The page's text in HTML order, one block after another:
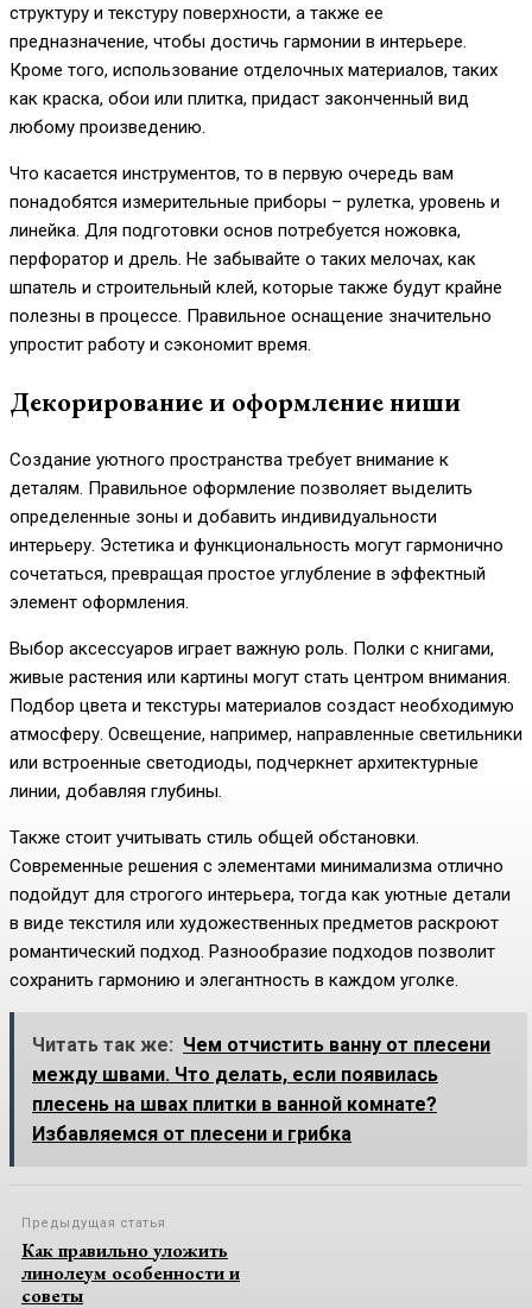
структуру и текстуру поверхности, а также ее
предназначение, чтобы достичь гармонии в интерьере.
Кроме того, использование отделочных материалов, таких
как краска, обои или плитка, придаст законченный вид
любому произведению.
Что касается инструментов, то в первую очередь вам
понадобятся измерительные приборы – рулетка, уровень и
линейка. Для подготовки основ потребуется ножовка,
перфоратор и дрель. Не забывайте о таких мелочах, как
шпатель и строительный клей, которые также будут крайне
полезны в процессе. Правильное оснащение значительно
упростит работу и сэкономит время.
Декорирование и оформление ниши
Создание уютного пространства требует внимание к
деталям. Правильное оформление позволяет выделить
определенные зоны и добавить индивидуальности
интерьеру. Эстетика и функциональность могут гармонично
сочетаться, превращая простое углубление в эффектный
элемент оформления.
Выбор аксессуаров играет важную роль. Полки с книгами,
живые растения или картины могут стать центром внимания.
Подбор цвета и текстуры материалов создаст необходимую
атмосферу. Освещение, например, направленные светильники
или встроенные светодиоды, подчеркнет архитектурные
линии, добавляя глубины.
Также стоит учитывать стиль общей обстановки.
Современные решения с элементами минимализма отлично
подойдут для строгого интерьера, тогда как уютные детали
в виде текстиля или художественных предметов раскроют
романтический подход. Разнообразие подходов позволит
сохранить гармонию и элегантность в каждом уголке.
Читать так же: Чем отчистить ванну от плесени
между швами. Что делать, если появилась
плесень на швах плитки в ванной комнате?
Избавляемся от плесени и грибка
Предыдущая статья
Как правильно уложить
линолеум особенности и
советы